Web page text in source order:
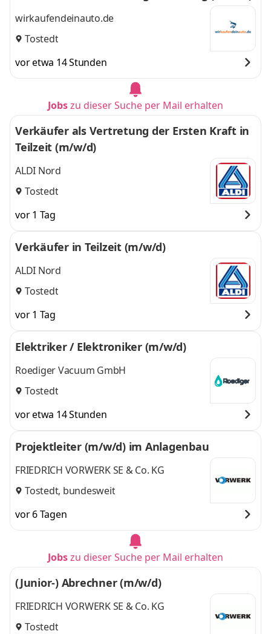
wirkaufendeinauto.de
Tostedt
vor etwa 14 Stunden
Jobszu dieser Suche per Mail erhalten
Verkäufer als Vertretung der Ersten Kraft in
Teilzeit (m/w/d)
ALDI Nord
Tostedt
vor 1 Tag
Verkäufer in Teilzeit (m/w/d)
ALDI Nord
Tostedt
vor 1 Tag
Elektriker / Elektroniker (m/w/d)
Roediger Vacuum GmbH
Tostedt
vor etwa 14 Stunden
Projektleiter (m/w/d) im Anlagenbau
FRIEDRICH VORWERK SE & Co. KG
Tostedt, bundesweit
vor 6 Tagen
Jobszu dieser Suche per Mail erhalten
(Junior-) Abrechner (m/w/d)
FRIEDRICH VORWERK SE & Co. KG
Tostedt